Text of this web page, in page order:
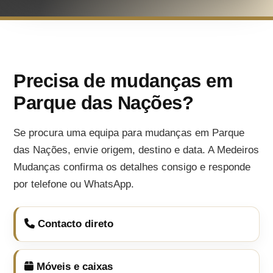
Precisa de mudanças em
Parque das Nações?
Se procura uma equipa para mudanças em Parque
das Nações, envie origem, destino e data. A Medeiros
Mudanças confirma os detalhes consigo e responde
por telefone ou WhatsApp.
Contacto direto
Móveis e caixas